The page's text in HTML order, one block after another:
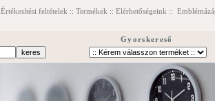
Értékesítési feltételek :: Termékek :: Elérhetőségeink ::
Gyorskereső